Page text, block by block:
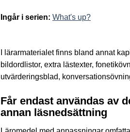
Ingår i serien: What's up?
I lärarmaterialet finns bland annat
bildordlistor, extra lästexter,
utvärderingsblad,
Får endast användas av
annan läsnedsättning